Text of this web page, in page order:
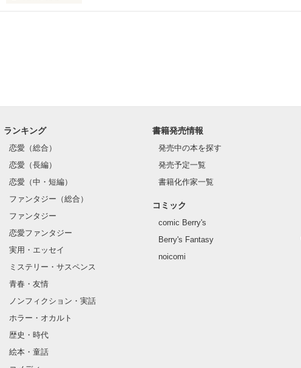
私はサンタクロースにお願いするの。
☆ 藤宮 美央 Fujimiya Mio
この物語は、実話を元にしたフィクションです。
【一部、内容を修正しました！】
【新しくなったお話をお楽しみください！】
妹・春野 笑美（はるの えみ）
～忘れないよ。
☆.。.:*・°☆.。.:*・°☆.。.:*・°☆.。.:*・
星野日菜 さん
素敵なレビューありがとうございました！
橋桃!? さん
とても嬉しい感想ありがとうございました！
☆.。.:*・°☆.。.:*・°☆.。.:*・°☆.。.:*・
一部、修正しました！
ランキング
恋愛（総合）
恋愛（長編）
恋愛（中・短編）
ファンタジー（総合）
ファンタジー
恋愛ファンタジー
実用・エッセイ
ミステリー・サスペンス
青春・友情
ノンフィクション・実話
ホラー・オカルト
歴史・時代
絵本・童話
書籍発売情報
発売中の本を探す
発売予定一覧
書籍化作家一覧
コミック
comic Berry's
Berry's Fantasy
noicomi